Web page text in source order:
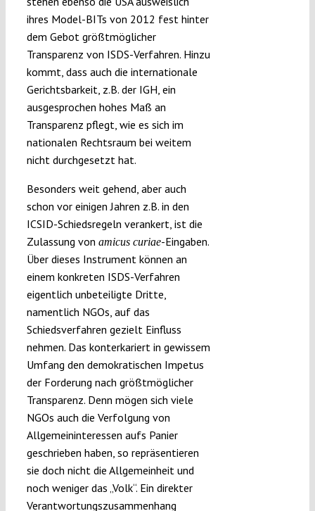
ihres Model-BITs von 2012 fest hinter
dem Gebot größtmöglicher
Transparenz von ISDS-Verfahren. Hinzu
kommt, dass auch die internationale
Gerichtsbarkeit, z.B. der IGH, ein
ausgesprochen hohes Maß an
Transparenz pflegt, wie es sich im
nationalen Rechtsraum bei weitem
nicht durchgesetzt hat.
Besonders weit gehend, aber auch
schon vor einigen Jahren z.B. in den
ICSID-Schiedsregeln verankert, ist die
Zulassung von amicus curiae-Eingaben.
Über dieses Instrument können an
einem konkreten ISDS-Verfahren
eigentlich unbeteiligte Dritte,
namentlich NGOs, auf das
Schiedsverfahren gezielt Einfluss
nehmen. Das konterkariert in gewissem
Umfang den demokratischen Impetus
der Forderung nach größtmöglicher
Transparenz. Denn mögen sich viele
NGOs auch die Verfolgung von
Allgemeininteressen aufs Panier
geschrieben haben, so repräsentieren
sie doch nicht die Allgemeinheit und
noch weniger das „Volk“. Ein direkter
Verantwortungszusammenhang